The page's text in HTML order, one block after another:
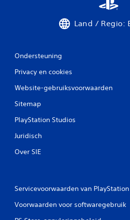
Land / Regio:
Ondersteuning
Privacy en cookies
Website-gebruiksvoorwaarden
Sitemap
PlayStation Studios
Juridisch
Over SIE
Servicevoorwaarden van PlayStation
Voorwaarden voor softwaregebruik